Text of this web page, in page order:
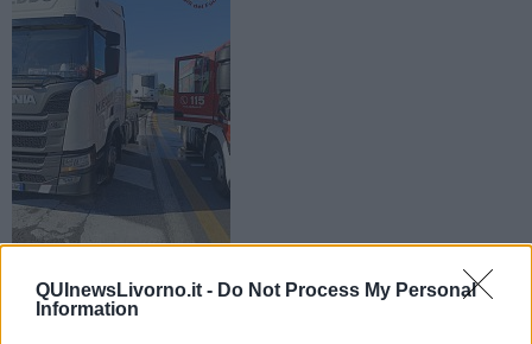
QUInewsLivorno.it - Do Not Process My Personal
Information
I vigili del fuoco sono intervenuti all'altezza del casello
autostradale in direzione Genova